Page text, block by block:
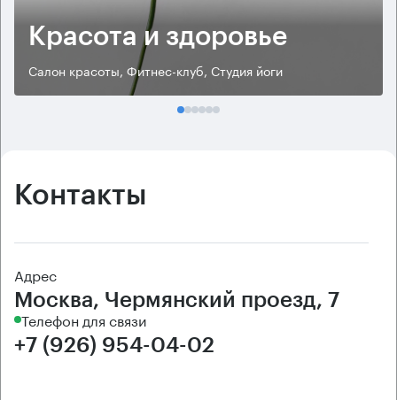
Красота и здоровье
Салон красоты, Фитнес-клуб, Студия йоги
Контакты
Адрес
Москва, Чермянский проезд, 7
Телефон для связи
+7 (926) 954-04-02